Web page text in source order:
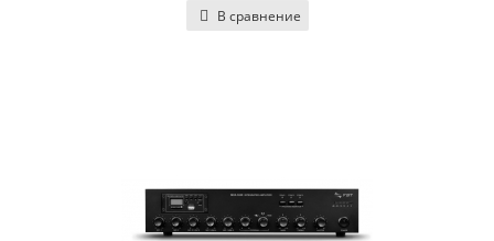
В сравнение